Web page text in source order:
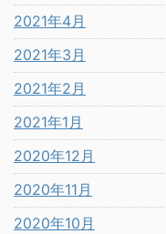
2021年4月
2021年3月
2021年2月
2021年1月
2020年12月
2020年11月
2020年10月